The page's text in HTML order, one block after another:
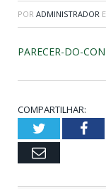
POR ADMINISTRADOR
PARECER-DO-
COMPARTILHAR:
Twitter
Email